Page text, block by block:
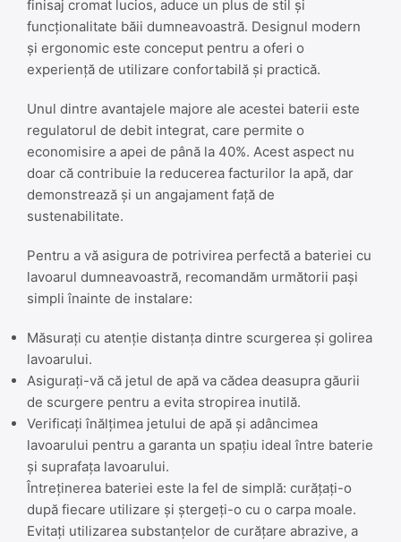
finisaj cromat lucios, aduce un plus de stil și
funcționalitate băii dumneavoastră. Designul modern
și ergonomic este conceput pentru a oferi o
experiență de utilizare confortabilă și practică.
Unul dintre avantajele majore ale acestei baterii este
regulatorul de debit integrat, care permite o
economisire a apei de până la 40%. Acest aspect nu
doar că contribuie la reducerea facturilor la apă, dar
demonstrează și un angajament față de
sustenabilitate.
Pentru a vă asigura de potrivirea perfectă a bateriei cu
lavoarul dumneavoastră, recomandăm următorii pași
simpli înainte de instalare:
Măsurați cu atenție distanța dintre scurgerea și golirea
lavoarului.
Asigurați-vă că jetul de apă va cădea deasupra găurii
de scurgere pentru a evita stropirea inutilă.
Verificați înălțimea jetului de apă și adâncimea
lavoarului pentru a garanta un spațiu ideal între baterie
și suprafața lavoarului.
Întreținerea bateriei este la fel de simplă: curățați-o
după fiecare utilizare și ștergeți-o cu o carpa moale.
Evitați utilizarea substanțelor de curățare abrazive, a